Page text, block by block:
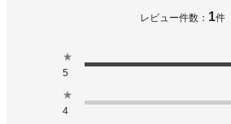
レビュー件数： 1件
★
5
★
4